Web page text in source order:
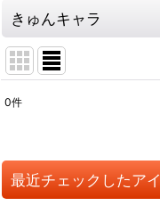
きゅんキャラ
並び順:
0件
最近チェックしたア